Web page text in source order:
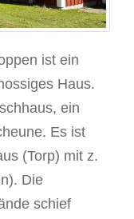
ist ein
Haus.
ein
Es ist
(Torp) mit z.
Die
schief